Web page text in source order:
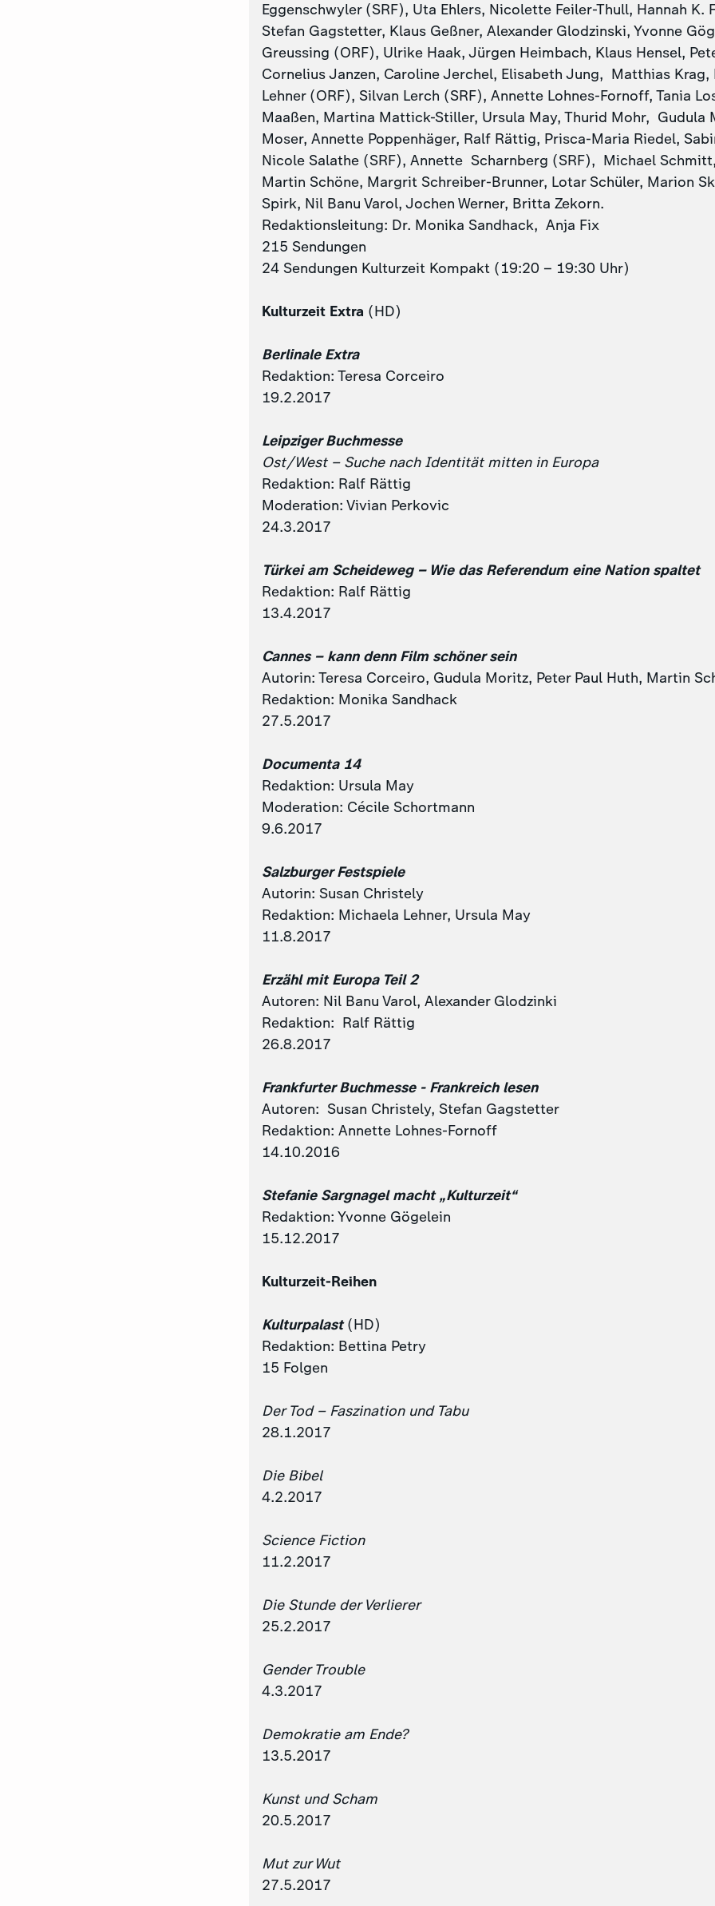
Eggenschwyler (SRF), Uta Ehlers, Nicolette Feiler-Thull, Hannah K.
Stefan Gagstetter, Klaus Geßner, Alexander Glodzinski, Yvonne
Greussing (ORF), Ulrike Haak, Jürgen Heimbach, Klaus Hensel,
Cornelius Janzen, Caroline Jerchel, Elisabeth Jung, Matthias Krag,
Lehner (ORF), Silvan Lerch (SRF), Annette Lohnes-Fornoff, Tania
Maaßen, Martina Mattick-Stiller, Ursula May, Thurid Mohr, Gudula
Moser, Annette Poppenhäger, Ralf Rättig, Prisca-Maria Riedel,
Nicole Salathe (SRF), Annette Scharnberg (SRF), Michael
Martin Schöne, Margrit Schreiber-Brunner, Lotar Schüler, Marion
Spirk, Nil Banu Varol, Jochen Werner, Britta Zekorn.
Redaktionsleitung: Dr. Monika Sandhack, Anja Fix
215 Sendungen
24 Sendungen Kulturzeit Kompakt (19:20 – 19:30 Uhr)
Kulturzeit Extra (HD)
Berlinale Extra
Redaktion: Teresa Corceiro
19.2.2017
Leipziger Buchmesse
Ost/West – Suche nach Identität mitten in Europa
Redaktion: Ralf Rättig
Moderation: Vivian Perkovic
24.3.2017
Türkei am Scheideweg – Wie das Referendum eine Nation spaltet
Redaktion: Ralf Rättig
13.4.2017
Cannes – kann denn Film schöner sein
Autorin: Teresa Corceiro, Gudula Moritz, Peter Paul Huth, Martin
Redaktion: Monika Sandhack
27.5.2017
Documenta 14
Redaktion: Ursula May
Moderation: Cécile Schortmann
9.6.2017
Salzburger Festspiele
Autorin: Susan Christely
Redaktion: Michaela Lehner, Ursula May
11.8.2017
Erzähl mit Europa Teil 2
Autoren: Nil Banu Varol, Alexander Glodzinki
Redaktion: Ralf Rättig
26.8.2017
Frankfurter Buchmesse - Frankreich lesen
Autoren: Susan Christely, Stefan Gagstetter
Redaktion: Annette Lohnes-Fornoff
14.10.2016
Stefanie Sargnagel macht „Kulturzeit“
Redaktion: Yvonne Gögelein
15.12.2017
Kulturzeit-Reihen
Kulturpalast (HD)
Redaktion: Bettina Petry
15 Folgen
Der Tod – Faszination und Tabu
28.1.2017
Die Bibel
4.2.2017
Science Fiction
11.2.2017
Die Stunde der Verlierer
25.2.2017
Gender Trouble
4.3.2017
Demokratie am Ende?
13.5.2017
Kunst und Scham
20.5.2017
Mut zur Wut
27.5.2017